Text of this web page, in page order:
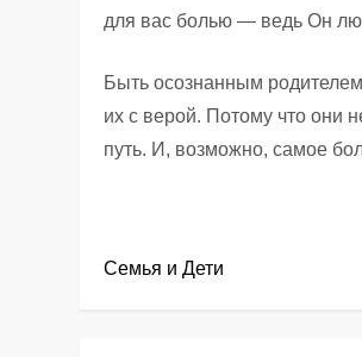
для вас болью — ведь Он
Быть осознанным
их с верой. Потому что они
путь. И, возможно, самое
Семья и Дети